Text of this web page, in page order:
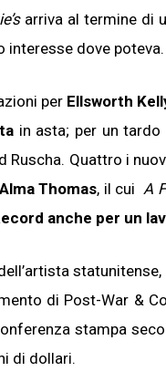
arriva al termine di
interesse dove poteva.
per Ellsworth
in asta; per un
Ruscha. Quattro i
Alma Thomas, il cui A
anche per un
di Post-War &
stampa
di dollari.